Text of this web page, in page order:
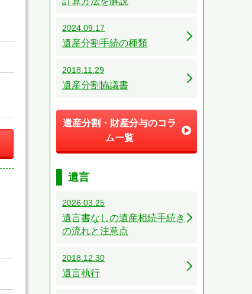
2024.09.17
遺産分割手続の種類
2018.11.29
遺産分割協議書
遺産分割・財産分与のコラ
ム一覧
遺言
2026.03.25
遺言書なしの遺産相続手続き
の流れと注意点
2018.12.30
遺言執行